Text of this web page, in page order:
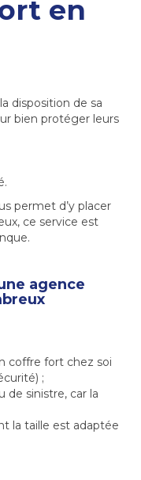
en
disposition de sa
bien protéger leurs
permet d’y placer
ce service est
agence
coffre fort chez soi
;
de sinistre, car la
la taille est adaptée